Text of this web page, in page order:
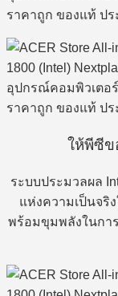
ให้พีซีข
ระบบประมวลผล
แห่งความเป็นจริ
พร้อมขุมพลังในกา